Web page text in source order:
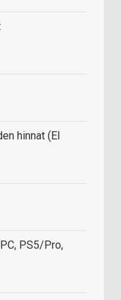
hinnat (EI
PS5/Pro,